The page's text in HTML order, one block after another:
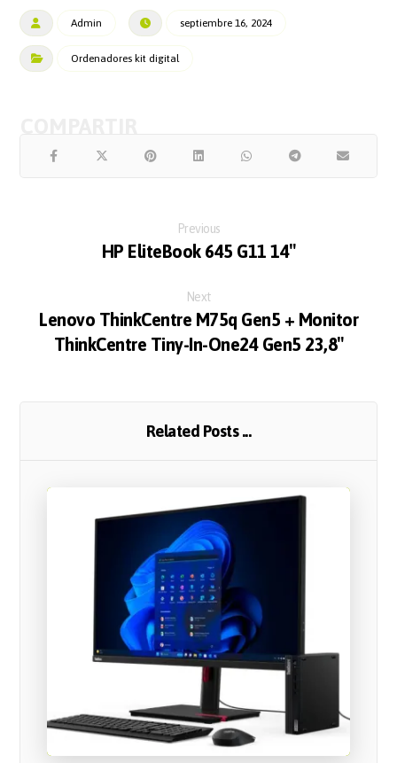
Admin septiembre 16, 2024
Ordenadores kit digital
Previous
HP EliteBook 645 G11 14″
Next
Lenovo ThinkCentre M75q Gen5 + Monitor
ThinkCentre Tiny-In-One24 Gen5 23,8″
Related Posts ...